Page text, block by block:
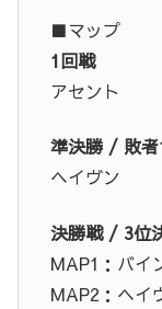
■マップ
1回戦
アセント
準決勝 / 敗者
ヘイヴン
決勝戦 / 3位
MAP1：バイ
MAP2：ヘイ